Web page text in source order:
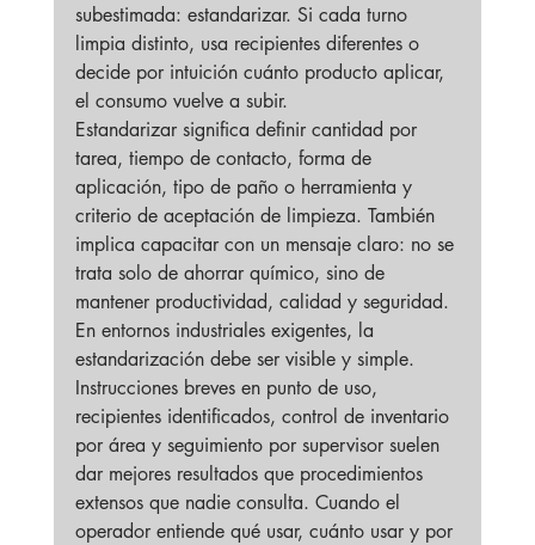
subestimada: estandarizar. Si cada turno
limpia distinto, usa recipientes diferentes o
decide por intuición cuánto producto aplicar,
el consumo vuelve a subir.
Estandarizar significa definir cantidad por
tarea, tiempo de contacto, forma de
aplicación, tipo de paño o herramienta y
criterio de aceptación de limpieza. También
implica capacitar con un mensaje claro: no se
trata solo de ahorrar químico, sino de
mantener productividad, calidad y seguridad.
En entornos industriales exigentes, la
estandarización debe ser visible y simple.
Instrucciones breves en punto de uso,
recipientes identificados, control de inventario
por área y seguimiento por supervisor suelen
dar mejores resultados que procedimientos
extensos que nadie consulta. Cuando el
operador entiende qué usar, cuánto usar y por